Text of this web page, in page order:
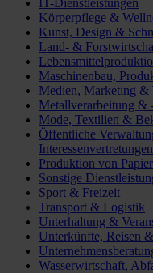
Körperpflege &
Kunst, Design &
Land- &
Maschinenbau,
Medien, Marketing &
Metallverarbeitung &
Mode, Textilien &
Öffentliche
Interessenvertretungen
Produktion von
Sonstige
Sport & Freizeit
Transport & Logistik
Unterhaltung &
Unterkünfte, Reisen
Wasserwirtschaft,